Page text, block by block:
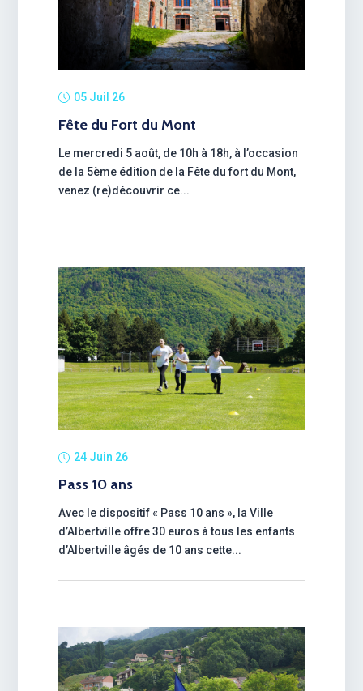
05 Juil 26
Fête du Fort du Mont
Le mercredi 5 août, de 10h à 18h, à l’occasion
de la 5ème édition de la Fête du fort du Mont,
venez (re)découvrir ce...
24 Juin 26
Pass 10 ans
Avec le dispositif « Pass 10 ans », la Ville
d’Albertville offre 30 euros à tous les enfants
d’Albertville âgés de 10 ans cette...